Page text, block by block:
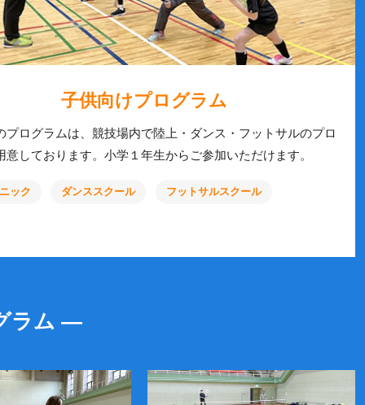
子供向けプログラム
プログラムは、競技場内で陸上・ダンス・フットサルのプロ
意しております。小学１年生からご参加いただけます。
ック ダンススクール フットサルスクール
ラム ―